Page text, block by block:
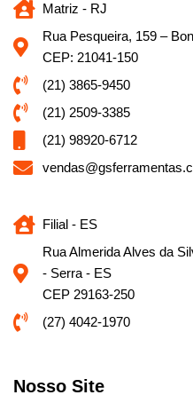
Matriz - RJ
Rua Pesqueira, 159 –
CEP: 21041-150
(21) 3865-9450
(21) 2509-3385
(21) 98920-6712
Filial - ES
Rua Almerida Alves da
- Serra - ES
CEP 29163-250
(27) 4042-1970
Nosso Site